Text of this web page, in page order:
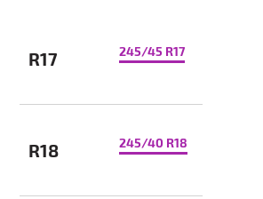
R17 245/45 R17
R18 245/40 R18